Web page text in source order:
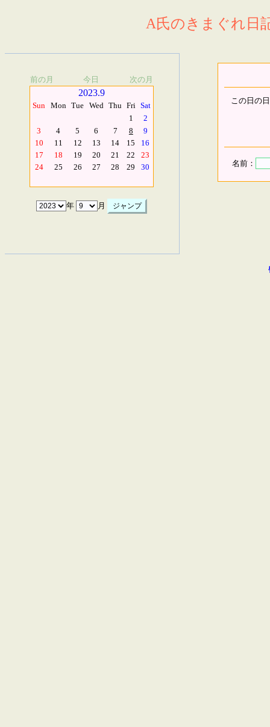
A氏のきまぐれ日
前の月 今日 次の月
2023.9
Sun Mon Tue Wed Thu Fri Sat
1
2
3
4 5 6 7 8
9
10
11 12 13 14 15
16
17
18 19 20 21 22
23
24
25 26 27 28 29 30
年 月
この日の
名前：